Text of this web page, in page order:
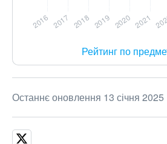
Рейтинг по
Останнє оновлення 13 січня 2025